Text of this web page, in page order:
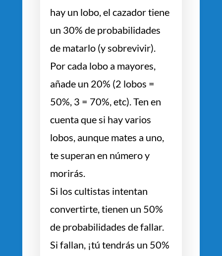
hay un lobo, el cazador tiene
un 30% de probabilidades
de matarlo (y sobrevivir).
Por cada lobo a mayores,
añade un 20% (2 lobos =
50%, 3 = 70%, etc). Ten en
cuenta que si hay varios
lobos, aunque mates a uno,
te superan en número y
morirás.
Si los cultistas intentan
convertirte, tienen un 50%
de probabilidades de fallar.
Si fallan, ¡tú tendrás un 50%